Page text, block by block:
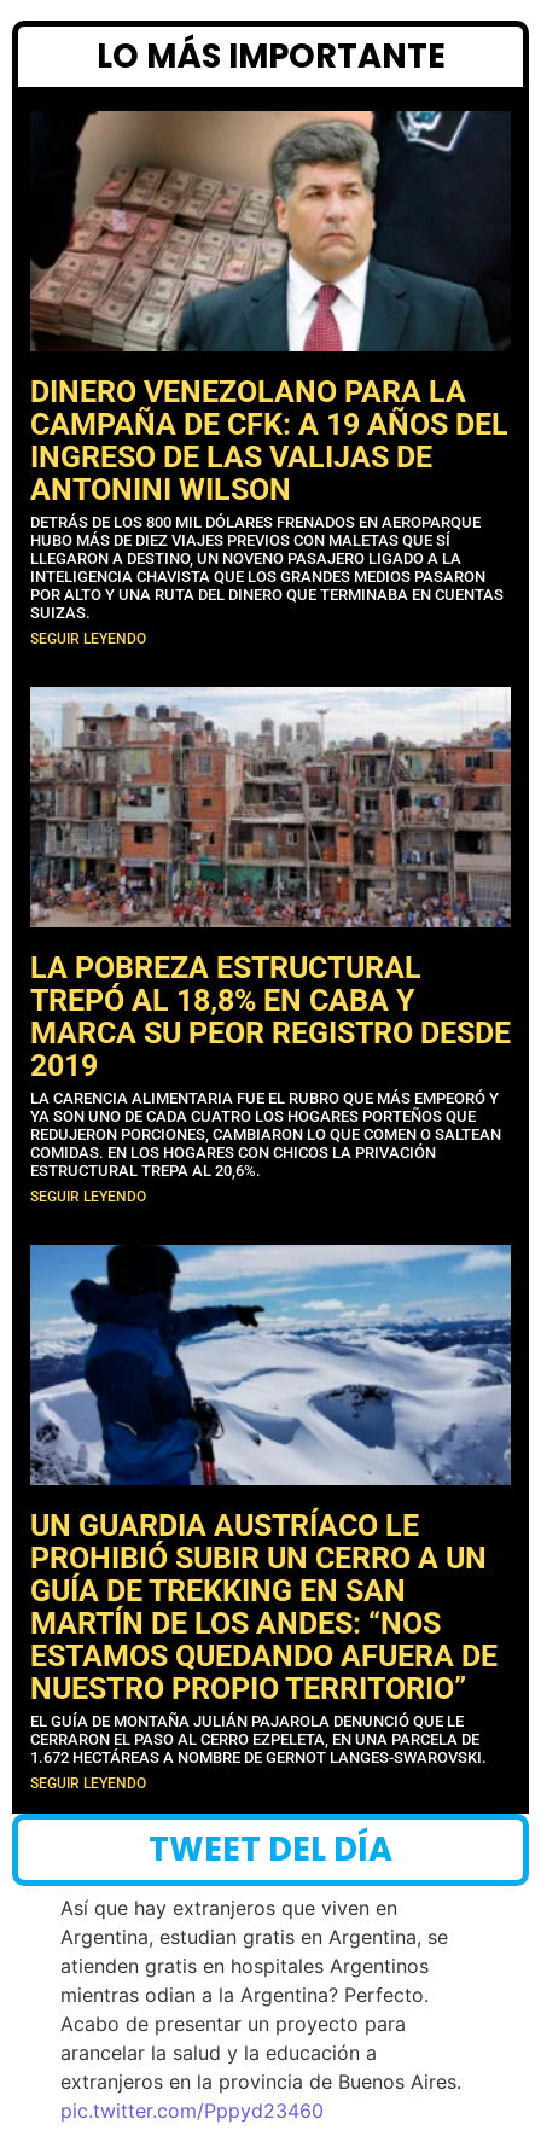
LO MÁS IMPORTANTE
DINERO VENEZOLANO PARA LA
CAMPAÑA DE CFK: A 19 AÑOS DEL
INGRESO DE LAS VALIJAS DE
ANTONINI WILSON
DETRÁS DE LOS 800 MIL DÓLARES FRENADOS EN AEROPARQUE
HUBO MÁS DE DIEZ VIAJES PREVIOS CON MALETAS QUE SÍ
LLEGARON A DESTINO, UN NOVENO PASAJERO LIGADO A LA
INTELIGENCIA CHAVISTA QUE LOS GRANDES MEDIOS PASARON
POR ALTO Y UNA RUTA DEL DINERO QUE TERMINABA EN CUENTAS
SUIZAS.
SEGUIR LEYENDO
LA POBREZA ESTRUCTURAL
TREPÓ AL 18,8% EN CABA Y
MARCA SU PEOR REGISTRO DESDE
2019
LA CARENCIA ALIMENTARIA FUE EL RUBRO QUE MÁS EMPEORÓ Y
YA SON UNO DE CADA CUATRO LOS HOGARES PORTEÑOS QUE
REDUJERON PORCIONES, CAMBIARON LO QUE COMEN O SALTEAN
COMIDAS. EN LOS HOGARES CON CHICOS LA PRIVACIÓN
ESTRUCTURAL TREPA AL 20,6%.
SEGUIR LEYENDO
UN GUARDIA AUSTRÍACO LE
PROHIBIÓ SUBIR UN CERRO A UN
GUÍA DE TREKKING EN SAN
MARTÍN DE LOS ANDES: “NOS
ESTAMOS QUEDANDO AFUERA DE
NUESTRO PROPIO TERRITORIO”
EL GUÍA DE MONTAÑA JULIÁN PAJAROLA DENUNCIÓ QUE LE
CERRARON EL PASO AL CERRO EZPELETA, EN UNA PARCELA DE
1.672 HECTÁREAS A NOMBRE DE GERNOT LANGES-SWAROVSKI.
SEGUIR LEYENDO
TWEET DEL DÍA
Así que hay extranjeros que viven en
Argentina, estudian gratis en Argentina, se
atienden gratis en hospitales Argentinos
mientras odian a la Argentina? Perfecto.
Acabo de presentar un proyecto para
arancelar la salud y la educación a
extranjeros en la provincia de Buenos Aires.
pic.twitter.com/Pppyd23460